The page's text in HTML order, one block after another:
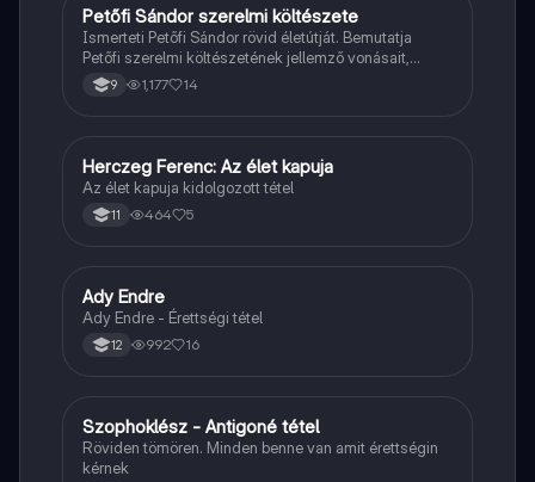
Magyar
Petőfi Sándor szerelmi költészete
Ismerteti Petőfi Sándor rövid életútját. Bemutatja
Petőfi szerelmi költészetének jellemző vonásait,
vereseinek ihletőit és külön kitér a hitvesi
költészetére.
9 1,177 14
Magyar
Herczeg Ferenc: Az élet kapuja
Az élet kapuja kidolgozott tétel
11 464 5
Magyar
Ady Endre
Ady Endre - Érettségi tétel
12 992 16
Magyar
Szophoklész - Antigoné tétel
Röviden tömören. Minden benne van amit érettségin
kérnek